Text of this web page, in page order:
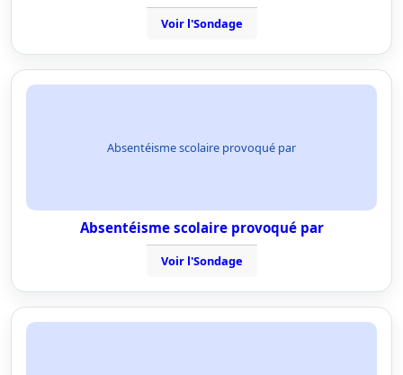
Voir l'Sondage
Absentéisme scolaire provoqué par
Absentéisme scolaire provoqué par
Voir l'Sondage